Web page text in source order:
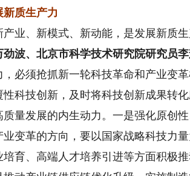
质生产力
、新模式、新动能，是发展新质生
波、北京市科学技术研究院研究员
必须抢抓新一轮科技革命和产业变
科技创新，及时将科技创新成果转
量发展的内生动力。一是强化原创
变革的方向，要以国家战略科技力
育、高端人才培养引进等方面积极